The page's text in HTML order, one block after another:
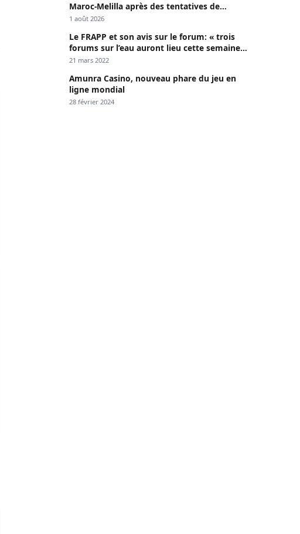
Maroc-Melilla après des tentatives de
passage
1 août 2026
Le FRAPP et son avis sur le forum: « trois
forums sur l’eau auront lieu cette semaine à
Dakar »
21 mars 2022
Amunra Casino, nouveau phare du jeu en
ligne mondial
28 février 2024